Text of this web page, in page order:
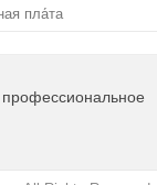
пла́та
профессиональное